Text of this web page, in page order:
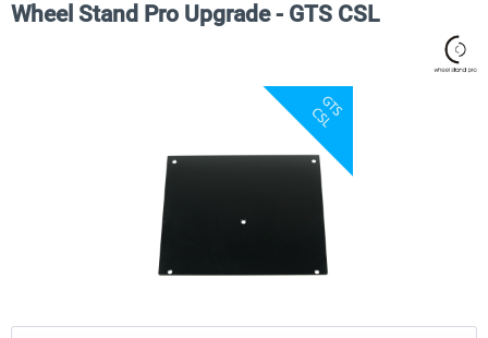
Wheel Stand Pro Upgrade - GTS CSL